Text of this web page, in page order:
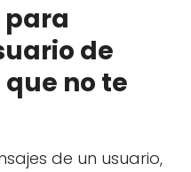
para
de
no te
de un usuario,